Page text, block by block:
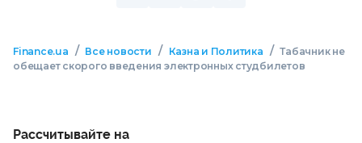
Finance.ua / Все новости / Казна и Политика / Табачник не
обещает скорого введения электронных студбилетов
Рассчитывайте на